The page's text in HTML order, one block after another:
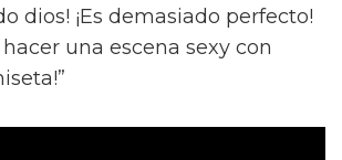
dios! ¡Es demasiado perfecto!
hacer una escena sexy con